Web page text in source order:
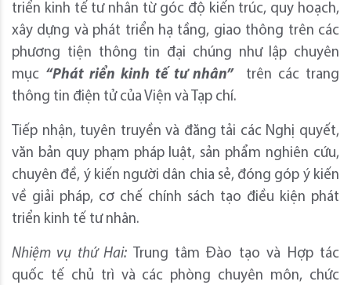
triển kinh tế tư nhân từ góc độ kiến trúc, quy hoạch,
xây dựng và phát triển hạ tầng, giao thông trên các
phương tiện thông tin đại chúng như lập chuyên
mục “Phát riển kinh tế tư nhân” trên các trang
thông tin điện tử của Viện và Tạp chí.
Tiếp nhận, tuyên truyền và đăng tải các Nghị quyết,
văn bản quy phạm pháp luật, sản phẩm nghiên cứu,
chuyên đề, ý kiến người dân chia sẻ, đóng góp ý kiến
về giải pháp, cơ chế chính sách tạo điều kiện phát
triển kinh tế tư nhân.
Nhiệm vụ thứ Hai:
Trung tâm Đào tạo và Hợp tác
quốc tế chủ trì và các phòng chuyên môn, chức